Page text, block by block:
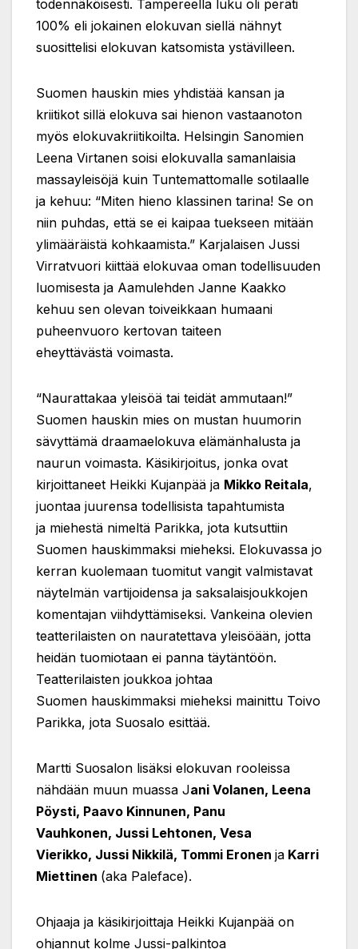
todennäköisesti. Tampereella luku oli peräti
100% eli jokainen elokuvan siellä nähnyt
suosittelisi elokuvan katsomista ystävilleen.
Suomen hauskin mies yhdistää kansan ja
kriitikot sillä elokuva sai hienon vastaanoton
myös elokuvakriitikoilta. Helsingin Sanomien
Leena Virtanen soisi elokuvalla samanlaisia
massayleisöjä kuin Tuntemattomalle sotilaalle
ja kehuu: “Miten hieno klassinen tarina! Se on
niin puhdas, että se ei kaipaa tuekseen mitään
ylimääräistä kohkaamista.” Karjalaisen Jussi
Virratvuori kiittää elokuvaa oman todellisuuden
luomisesta ja Aamulehden Janne Kaakko
kehuu sen olevan toiveikkaan humaani
puheenvuoro kertovan taiteen
eheyttävästä voimasta.
“Naurattakaa yleisöä tai teidät ammutaan!”
Suomen hauskin mies on mustan huumorin
sävyttämä draamaelokuva elämänhalusta ja
naurun voimasta. Käsikirjoitus, jonka ovat
kirjoittaneet Heikki Kujanpää ja Mikko Reitala,
juontaa juurensa todellisista tapahtumista
ja miehestä nimeltä Parikka, jota kutsuttiin
Suomen hauskimmaksi mieheksi. Elokuvassa jo
kerran kuolemaan tuomitut vangit valmistavat
näytelmän vartijoidensa ja saksalaisjoukkojen
komentajan viihdyttämiseksi. Vankeina olevien
teatterilaisten on nauratettava yleisöään, jotta
heidän tuomiotaan ei panna täytäntöön.
Teatterilaisten joukkoa johtaa
Suomen hauskimmaksi mieheksi mainittu Toivo
Parikka, jota Suosalo esittää.
Martti Suosalon lisäksi elokuvan rooleissa
nähdään muun muassa Jani Volanen, Leena
Pöysti, Paavo Kinnunen, Panu
Vauhkonen, Jussi Lehtonen, Vesa
Vierikko, Jussi Nikkilä, Tommi Eronen ja Karri
Miettinen (aka Paleface).
Ohjaaja ja käsikirjoittaja Heikki Kujanpää on
ohjannut kolme Jussi-palkintoa